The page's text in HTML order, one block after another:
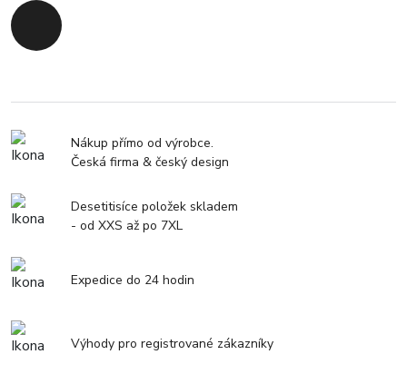
Zpět na začátek
Nákup přímo od výrobce.
Česká firma & český design
Desetitisíce položek skladem
- od XXS až po 7XL
Expedice do 24 hodin
Výhody pro registrované zákazníky